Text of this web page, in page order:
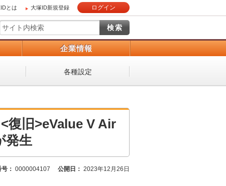
とは 大塚ID新規登録 ログイン
企業情報
各種設定
復旧>eValue V Air
発生
： 0000004107 公開日： 2023年12月26日